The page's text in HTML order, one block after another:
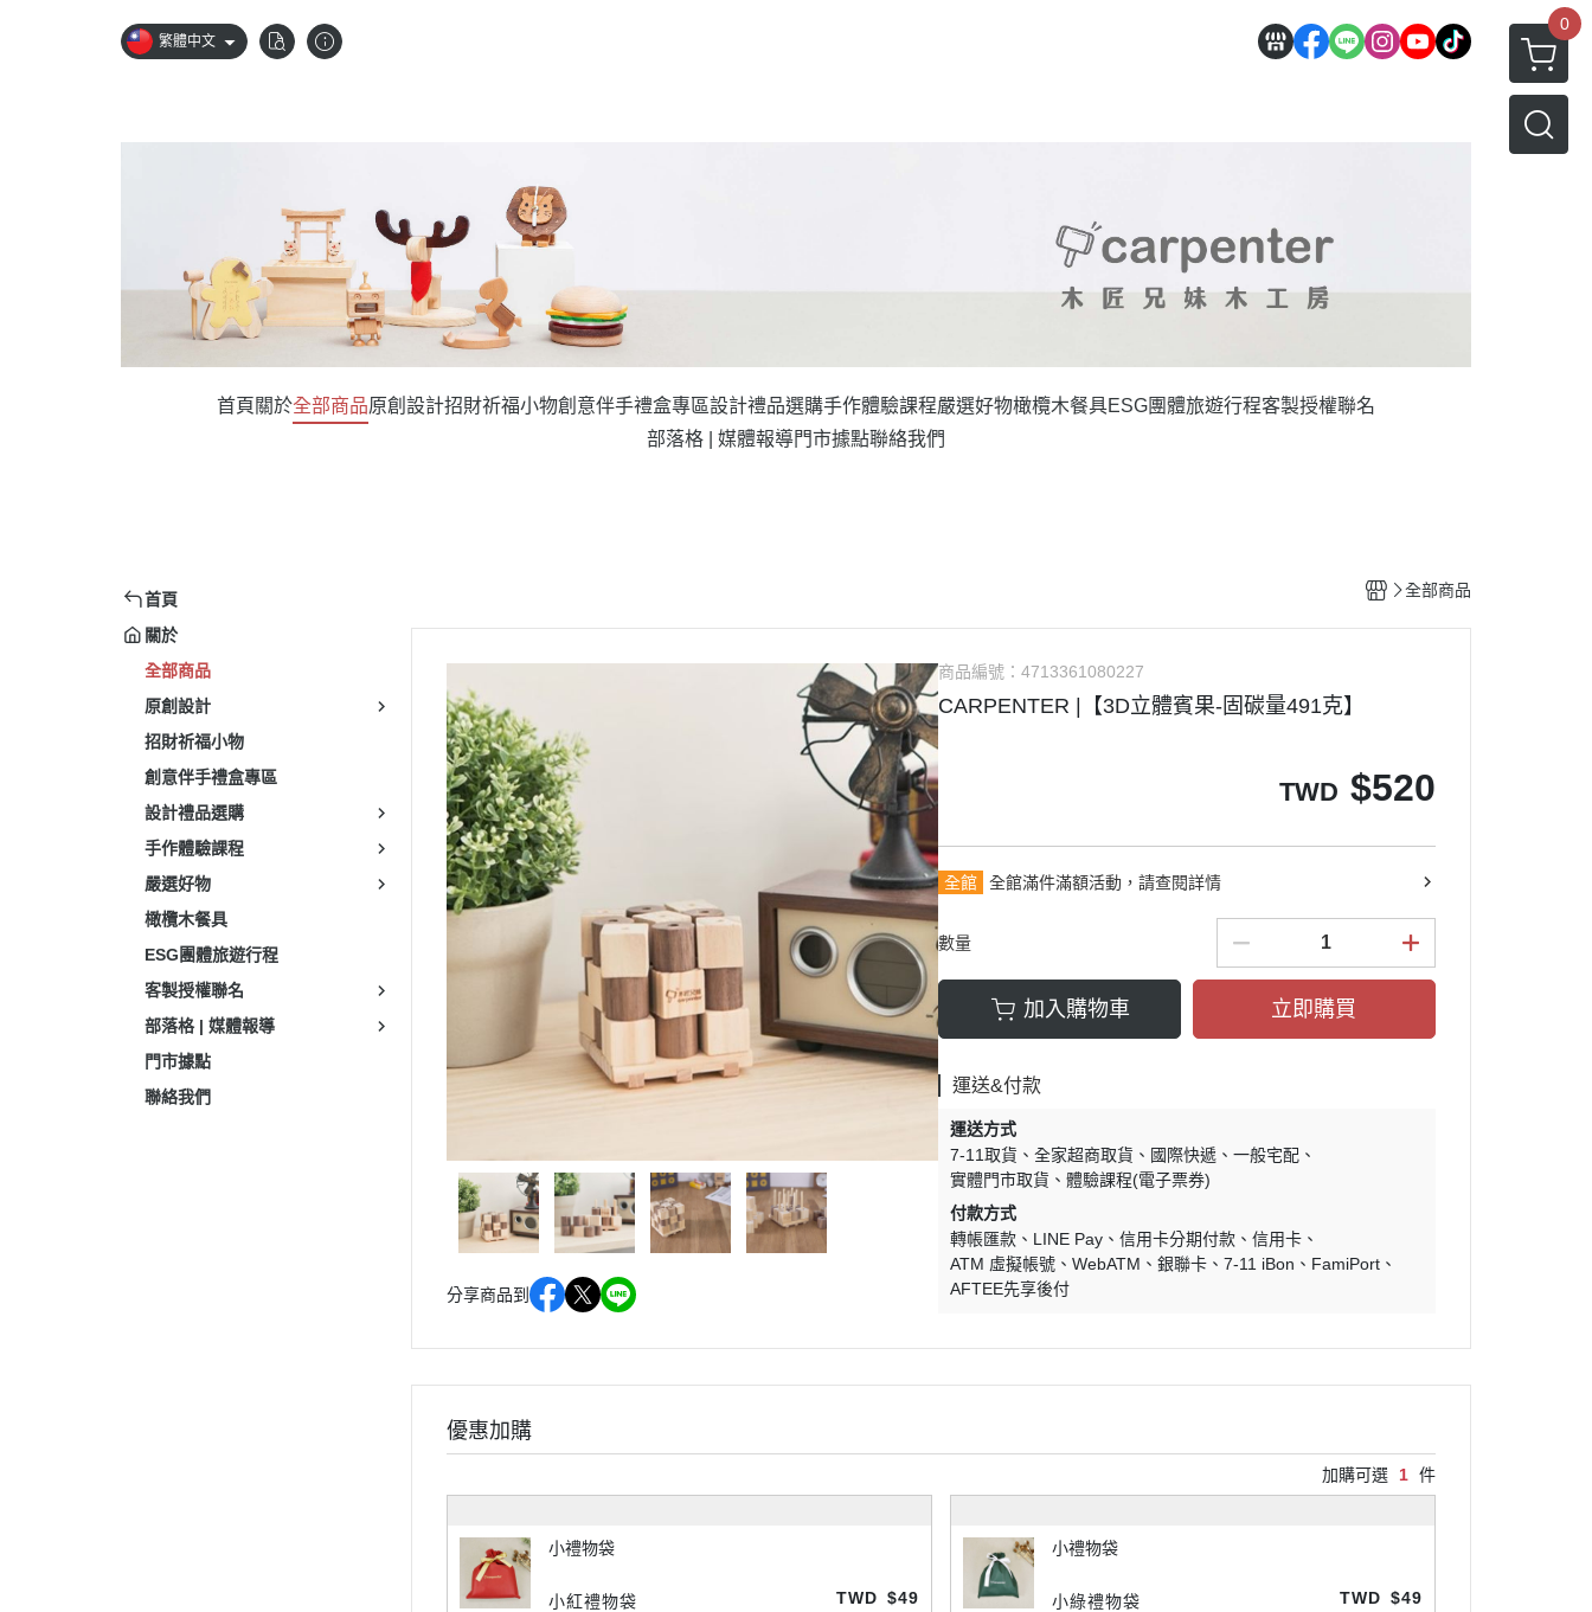
繁體中文
0
首頁 關於全部商品原創設計招財祈福小物創意伴手禮盒專區設計禮品選購手作體驗課程嚴選好物橄欖木餐具ESG團體旅遊行程客製授權聯名
部落格 | 媒體報導門市據點聯絡我們
首頁
關於
全部商品
原創設計
招財祈福小物
創意伴手禮盒專區
設計禮品選購
手作體驗課程
嚴選好物
橄欖木餐具
ESG團體旅遊行程
客製授權聯名
部落格 | 媒體報導
門市據點
聯絡我們
全部商品
分享商品到
商品編號：4713361080227
CARPENTER |【3D立體賓果-固碳量491克】
TWD $520
全館 全館滿件滿額活動，請查閱詳情
數量
加入購物車 立即購買
運送&付款
運送方式
7-11取貨
全家超商取貨 國際快遞
一般宅配
實體門市取貨
體驗課程(電子票券)
付款方式
轉帳匯款
LINE Pay 信用卡分期付款
信用卡
ATM 虛擬帳號
WebATM 銀聯卡 7-11 iBon
FamiPort
AFTEE先享後付
優惠加購
加購可選 1 件
小禮物袋
小紅禮物袋 TWD $49
小禮物袋
小綠禮物袋 TWD $49